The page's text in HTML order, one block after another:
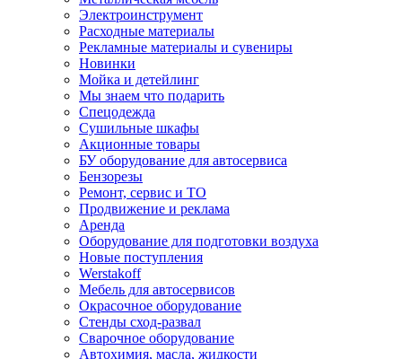
Электроинструмент
Расходные материалы
Рекламные материалы и сувениры
Новинки
Мойка и детейлинг
Мы знаем что подарить
Спецодежда
Сушильные шкафы
Акционные товары
БУ оборудование для автосервиса
Бензорезы
Ремонт, сервис и ТО
Продвижение и реклама
Аренда
Оборудование для подготовки воздуха
Новые поступления
Werstakoff
Мебель для автосервисов
Окрасочное оборудование
Стенды сход-развал
Сварочное оборудование
Автохимия, масла, жидкости